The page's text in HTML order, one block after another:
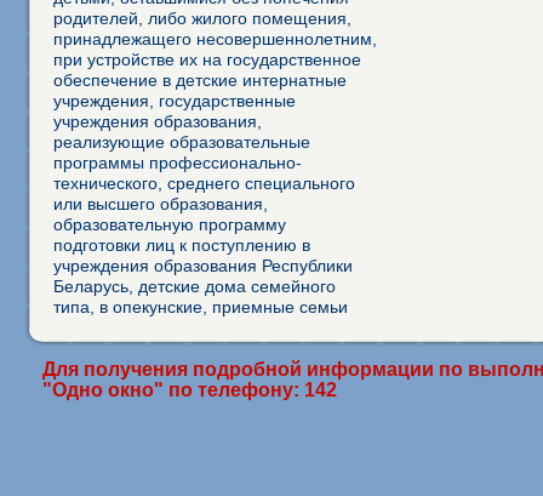
родителей, либо жилого помещения,
принадлежащего несовершеннолетним,
при устройстве их на государственное
обеспечение в детские интернатные
учреждения, государственные
учреждения образования,
реализующие образовательные
программы профессионально-
технического, среднего специального
или высшего образования,
образовательную программу
подготовки лиц к поступлению в
учреждения образования Республики
Беларусь, детские дома семейного
типа, в опекунские, приемные семьи
Для получения подробной информации по
"Одно окно" по телефону: 142